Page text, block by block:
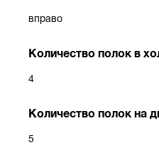
вправо
Количество полок в
4
Количество полок на
5